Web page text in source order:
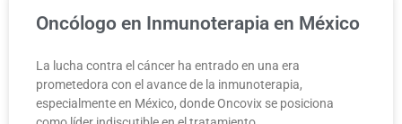
Oncólogo en Inmunoterapia en México
La lucha contra el cáncer ha entrado en una era
prometedora con el avance de la inmunoterapia,
especialmente en México, donde Oncovix se posiciona